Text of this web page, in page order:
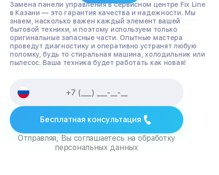
Замена панели управления в сервисном центре Fix Line
в Казани — это гарантия качества и надежности. Мы
знаем, насколько важен каждый элемент вашей
бытовой техники, и поэтому используем только
оригинальные запасные части. Опытные мастера
проведут диагностику и оперативно устранят любую
поломку, будь то стиральная машина, холодильник или
пылесос. Ваша техника будет работать как новая!
Бесплатная консультация
Отправляя, Вы соглашаетесь на обработку
персональных данных